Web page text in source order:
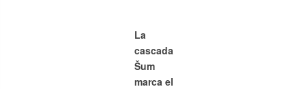
La
cascada
Šum
marca el